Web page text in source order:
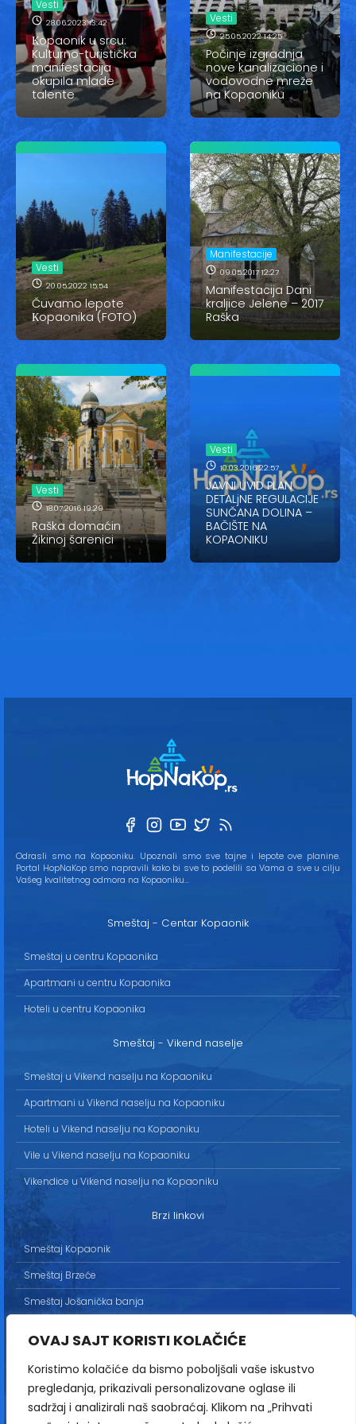
OVAJ SAJT KORISTI KOLAČIĆE
Koristimo kolačiće da bismo poboljšali vaše iskustvo
pregledanja, prikazivali personalizovane oglase ili
sadržaj i analizirali naš saobraćaj. Klikom na „Prihvati
Oglasi
Galerija
Copyright© 2020
HopNaKop
Vesti
28.06.2023 13:42
Кopaonik u srcu:
Kulturno-turistička
manifestacija
okupila mlade
talente
Vesti
25.05.2022 14:25
Počinje izgradnja
nove kanalizacione i
vodovodne mreže
na Kopaoniku
Vesti
20.05.2022 15:54
Čuvamo lepote
Кopaonika (FOTO)
Manifestacije
09.05.2017 12:27
Manifestacija Dani
kraljice Jelene – 2017
Raška
Vesti
18.07.2016 19:29
Raška domaćin
Žikinoj šarenici
Vesti
10.03.2016 22:57
JAVNI UVID PLAN
DETALjNE REGULACIJE
SUNČANA DOLINA –
BAČIŠTE NA
KOPAONIKU
Odrasli smo na Kopaoniku. Upoznali smo sve tajne i lepote ove planine.
Portal HopNaKop smo napravili kako bi sve to podelili sa Vama a sve u cilju
Vašeg kvalitetnog odmora na Kopaoniku...
Smeštaj - Centar Kopaonik
Smeštaj u centru Kopaonika
Apartmani u centru Kopaonika
Hoteli u centru Kopaonika
Smeštaj - Vikend naselje
Smeštaj u Vikend naselju na Kopaoniku
Apartmani u Vikend naselju na Kopaoniku
Hoteli u Vikend naselju na Kopaoniku
Vile u Vikend naselju na Kopaoniku
Vikendice u Vikend naselju na Kopaoniku
Brzi linkovi
Smeštaj Kopaonik
Smeštaj Brzeće
Smeštaj Jošanička banja
Kontakt